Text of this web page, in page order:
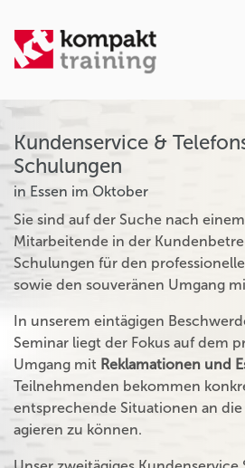
Kundenservice &
Schulungen
in Essen im Oktober
Sie sind auf der Suche nach
Mitarbeitende in der
Schulungen für den
sowie den souveränen Umgang
In unserem eintägigen
Seminar liegt der Fokus auf dem
Umgang mit Reklamationen und
Teilnehmenden bekommen
entsprechende Situationen an
agieren zu können.